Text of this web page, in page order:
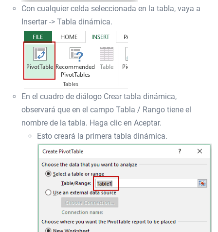
Con cualquier celda seleccionada en la tabla, vaya a
Insertar -> Tabla dinámica.
En el cuadro de diálogo Crear tabla dinámica,
observará que en el campo Tabla / Rango tiene el
nombre de la tabla. Haga clic en Aceptar.
Esto creará la primera tabla dinámica.